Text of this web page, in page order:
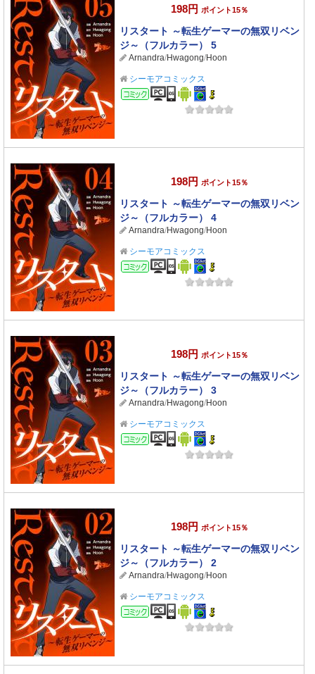
198円 ポイント15％
リスタート ～転生ゲーマーの無双リベン
ジ～（フルカラー） 5
Arnandra/Hwagong/Hoon
シーモアコミックス
コミック
198円 ポイント15％
リスタート ～転生ゲーマーの無双リベン
ジ～（フルカラー） 4
Arnandra/Hwagong/Hoon
シーモアコミックス
コミック
198円 ポイント15％
リスタート ～転生ゲーマーの無双リベン
ジ～（フルカラー） 3
Arnandra/Hwagong/Hoon
シーモアコミックス
コミック
198円 ポイント15％
リスタート ～転生ゲーマーの無双リベン
ジ～（フルカラー） 2
Arnandra/Hwagong/Hoon
シーモアコミックス
コミック